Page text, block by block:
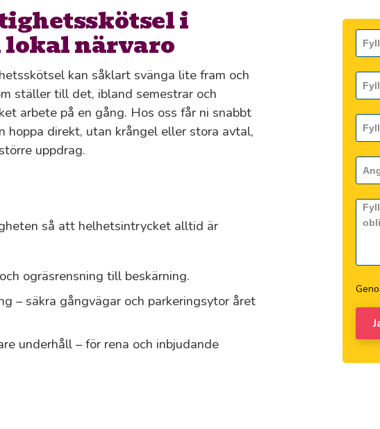
i
lokal närvaro
kan såklart svänga lite fram och
ställer till det, ibland semestrar och
arbete på en gång. Hos oss får ni snabbt
hoppa direkt, utan krångel eller stora avtal,
uppdrag.
så att helhetsintrycket alltid är
ogräsrensning till beskärning.
– säkra gångvägar och parkeringsytor året
underhåll – för rena och inbjudande